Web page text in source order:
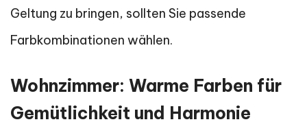
Geltung zu bringen, sollten Sie passende
Farbkombinationen wählen.
Wohnzimmer: Warme Farben für
Gemütlichkeit und Harmonie